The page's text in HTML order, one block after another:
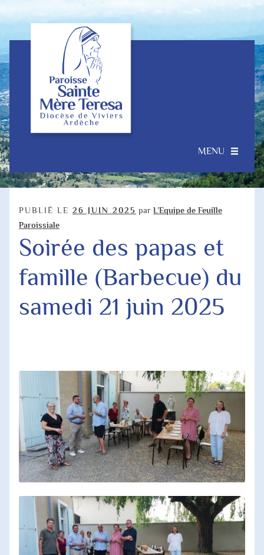
Aller
Aller
MENU
Accueil
Notre Paroisse
Je souhaite…
Agenda Paroissial
Horaires des Messes
PUBLIÉ LE 26 JUIN 2025 par L’Equipe de Feuille
Paroissiale
Soirée des papas et
famille (Barbecue) du
samedi 21 juin 2025